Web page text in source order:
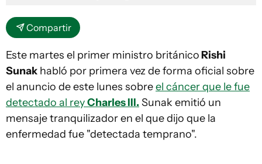
Compartir
Este martes el primer ministro británicoRishi
Sunak habló por primera vez de forma oficial sobre
el anuncio de este lunes sobreel cáncer que le fue
detectado al reyCharles III. Sunak emitió un
mensaje tranquilizador en el que dijo que la
enfermedad fue "detectada temprano".